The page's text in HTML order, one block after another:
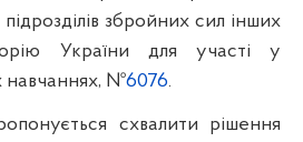
збройних сил інших
України для участі у
навчаннях, №6076.
схвалити рішення